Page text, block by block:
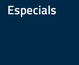
Especials